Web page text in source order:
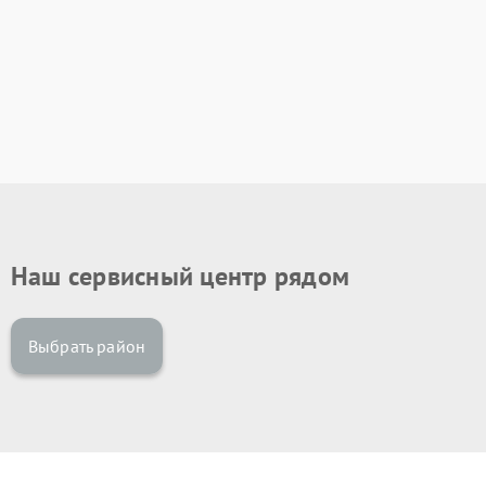
Наш сервисный центр рядом
Выбрать район